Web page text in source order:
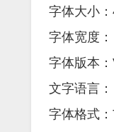
字体大小
字体宽度：
字体版本
文字语言：
字体格式